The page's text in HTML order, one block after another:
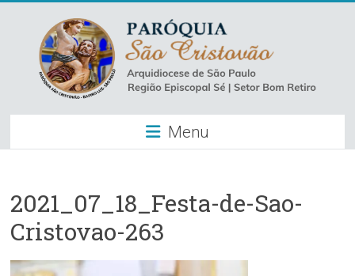
content
Paróquia
São
–
Luz
Arquidiocese
Menu
2021_07_18_Festa-de-Sao-
Cristovao-263